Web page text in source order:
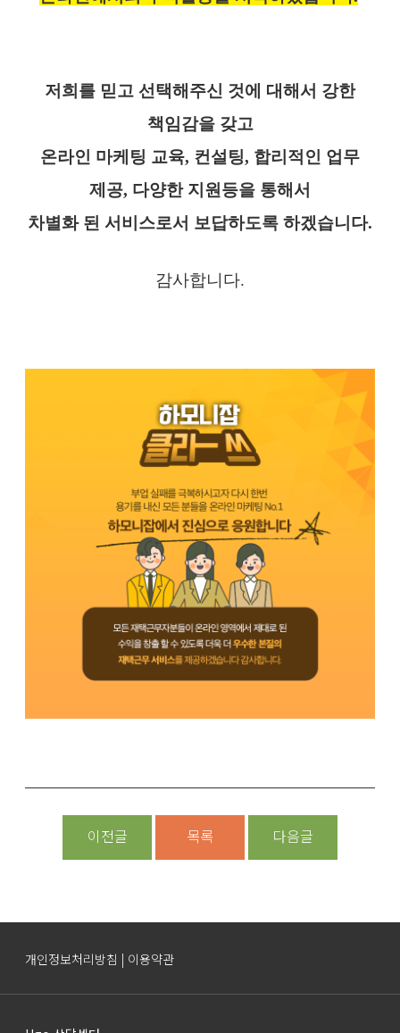
저희를 믿고 선택해주신 것에 대해서 강한
책임감을 갖고
온라인 마케팅 교육, 컨설팅, 합리적인 업무
제공, 다양한 지원등을 통해서
차별화 된 서비스로서 보답하도록 하겠습니다.
감사합니다.
이전글 목록 다음글
개인정보처리방침 | 이용약관